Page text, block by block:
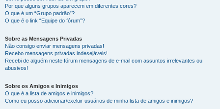
Por que alguns grupos aparecem em diferentes cores?
O que é um “Grupo padrão”?
O que é o link “Equipe do fórum”?
Sobre as Mensagens Privadas
Não consigo enviar mensagens privadas!
Recebo mensagens privadas indesejáveis!
Recebi de alguém neste fórum mensagens de e-mail com assuntos irrelevantes ou
abusivos!
Sobre os Amigos e Inimigos
O que é a lista de amigos e inimigos?
Como eu posso adicionar/excluir usuários de minha lista de amigos e inimigos?